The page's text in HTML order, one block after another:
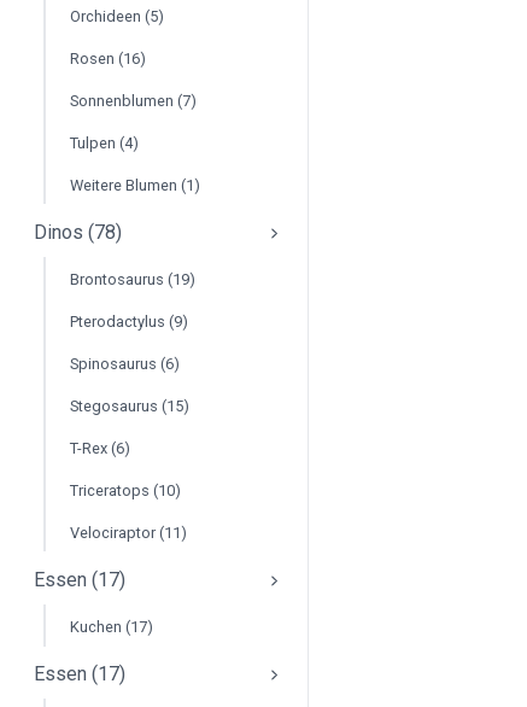
Orchideen (5)
Rosen (16)
Sonnenblumen (7)
Tulpen (4)
Weitere Blumen (1)
Dinos (78)
Brontosaurus (19)
Pterodactylus (9)
Spinosaurus (6)
Stegosaurus (15)
T-Rex (6)
Triceratops (10)
Velociraptor (11)
Essen (17)
Kuchen (17)
Essen (17)